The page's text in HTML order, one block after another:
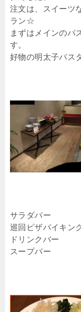
注文は、スイーツ
ラン☆
まずはメインのパ
す。
好物の明太子パス
サラダバー
巡回ピザバイキン
ドリンクバー
スープバー